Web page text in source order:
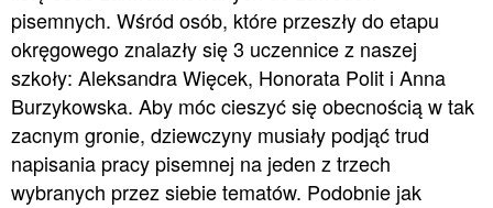
pisemnych. Wśród osób, które przeszły do etapu
okręgowego znalazły się 3 uczennice z naszej
szkoły: Aleksandra Więcek, Honorata Polit i Anna
Burzykowska. Aby móc cieszyć się obecnością w tak
zacnym gronie, dziewczyny musiały podjąć trud
napisania pracy pisemnej na jeden z trzech
wybranych przez siebie tematów. Podobnie jak